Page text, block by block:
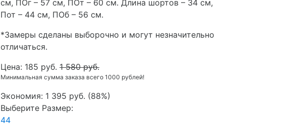
см, ПОг – 57 см, ПОт – 60 см. Длина шортов – 34 см,
Пот – 44 см, ПОб – 56 см.
*Замеры сделаны выборочно и могут незначительно
отличаться.
Цена: 185 руб. 1 580 руб.
Минимальная сумма заказа всего 1000 рублей!
Экономия: 1 395 руб. (88%)
Выберите Размер:
44